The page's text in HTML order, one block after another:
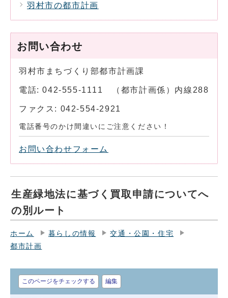
羽村市の都市計画
お問い合わせ
羽村市まちづくり部都市計画課
電話: 042-555-1111 （都市計画係）内線288
ファクス: 042-554-2921
電話番号のかけ間違いにご注意ください！
お問い合わせフォーム
生産緑地法に基づく買取申請についてへ
の別ルート
ホーム 暮らしの情報
交通・公園・住宅
都市計画
このページをチェックする 編集